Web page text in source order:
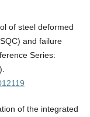
of steel deformed
and failure
Series:
of the integrated